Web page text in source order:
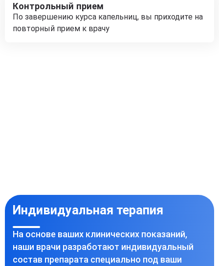
Контрольный прием
По завершению курса капельниц, вы приходите на
повторный прием к врачу
Индивидуальная терапия
На основе ваших клинических показаний,
наши врачи разработают индивидуальный
состав препарата специально под ваши